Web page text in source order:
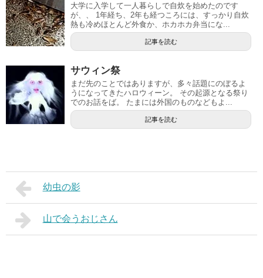
大学に入学して一人暮らしで自炊を始めたのです
が、、 1年経ち、2年も経つころには、すっかり自炊
熱も冷めほとんど外食か、ホカホカ弁当にな...
記事を読む
サウィン祭
まだ先のことではありますが、多々話題にのぼるよ
うになってきたハロウィーン。 その起源となる祭り
でのお話をば。 たまには外国のものなどもよ...
記事を読む
幼虫の影
山で会うおじさん